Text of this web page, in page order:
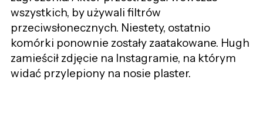
wszystkich, by używali filtrów
przeciwsłonecznych. Niestety, ostatnio
komórki ponownie zostały zaatakowane. Hugh
zamieścił zdjęcie na Instagramie, na którym
widać przylepiony na nosie plaster.